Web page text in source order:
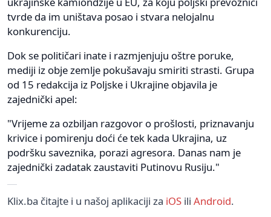
tvrde da im uništava posao i stvara nelojalnu
konkurenciju.
Dok se političari inate i razmjenjuju oštre poruke,
mediji iz obje zemlje pokušavaju smiriti strasti. Grupa
od 15 redakcija iz Poljske i Ukrajine objavila je
zajednički apel:
"Vrijeme za ozbiljan razgovor o prošlosti, priznavanju
krivice i pomirenju doći će tek kada Ukrajina, uz
podršku saveznika, porazi agresora. Danas nam je
zajednički zadatak zaustaviti Putinovu Rusiju."
Klix.ba čitajte i u našoj aplikaciji za iOS ili Android.